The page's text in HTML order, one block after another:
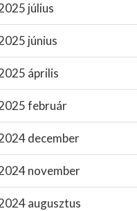
július
június
április
február
december
november
augusztus